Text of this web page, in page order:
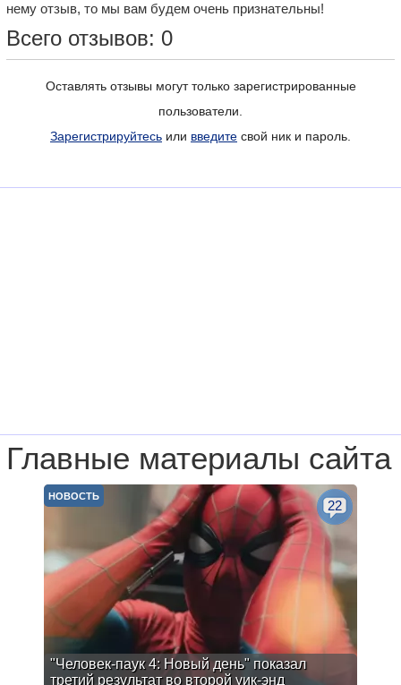
нему отзыв, то мы вам будем очень признательны!
Всего отзывов: 0
Оставлять отзывы могут только зарегистрированные
пользователи.
Зарегистрируйтесь или введите свой ник и пароль.
Главные материалы сайта
"Человек-паук 4: Новый день" показал
третий результат во второй уик-энд
НОВОСТЬ
22